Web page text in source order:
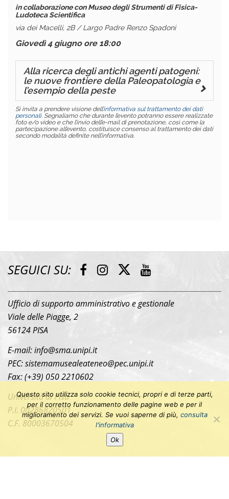
in collaborazione con Museo degli Strumenti di Fisica-
Ludoteca Scientifica
via dei Macelli, 2B / Largo Padre Renzo Spadoni
Giovedì 4 giugno ore 18:00
Alla ricerca degli antichi agenti patogeni:
le nuove frontiere della Paleopatologia e
l’esempio della peste
Si invita a prendere visione dell’informativa sul trattamento dei dati
personali. Segnaliamo che durante l’evento potranno essere realizzate
foto e/o video e che l’invio dell’e-mail di prenotazione, così come la
partecipazione all’evento, costituisce consenso al trattamento dei dati
secondo modalità definite nell’informativa.
SEGUICI SU:
c
e
k
I
s
t
m
i
t
u
t
Ufficio di supporto amministrativo e gestionale
Viale delle Piagge, 2
56124 PISA
E-mail: info@sma.unipi.it
PEC: sistemamusealeateneo@pec.unipi.it
Fax: (+39) 050 2210602
Università di Pisa
P.I. 00286820501
C.F. 80003670504
Questo sito utilizza solo cookie tecnici, propri e di terze parti,
per il corretto funzionamento delle pagine web e per il
miglioramento dei servizi. Se vuoi saperne di più, consulta
l'informativa
Ok